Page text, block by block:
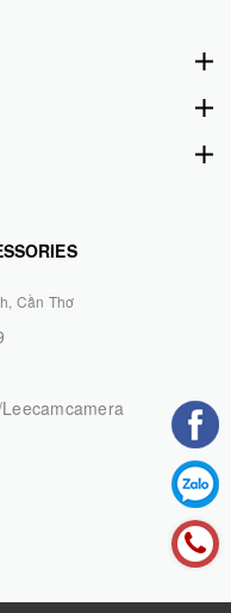
Lee-Cam